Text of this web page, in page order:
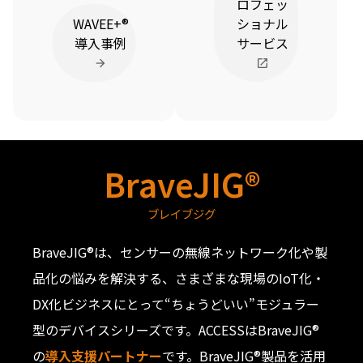
WAVEE+®
導入事例
ロフェッ
ショナル
サービス
BraveJIG®
ブレイブジグ
BraveJIG®は、センサーの無線ネットワーク化や製
品化の悩みを解決する、さまざまな現場のIoT化・
DX化ビジネスにとって“ちょうどいい”モジュラー
型のデバイスシリーズです。ACCESSはBraveJIG®
の導入支援パートナーです。BraveJIG®製品を活用